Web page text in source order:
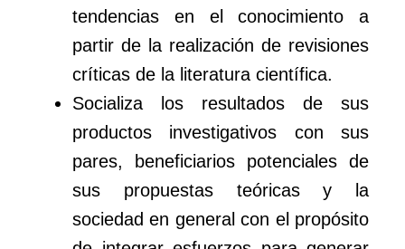
tendencias en el conocimiento a
partir de la realización de revisiones
críticas de la literatura científica.
Socializa los resultados de sus
productos investigativos con sus
pares, beneficiarios potenciales de
sus propuestas teóricas y la
sociedad en general con el propósito